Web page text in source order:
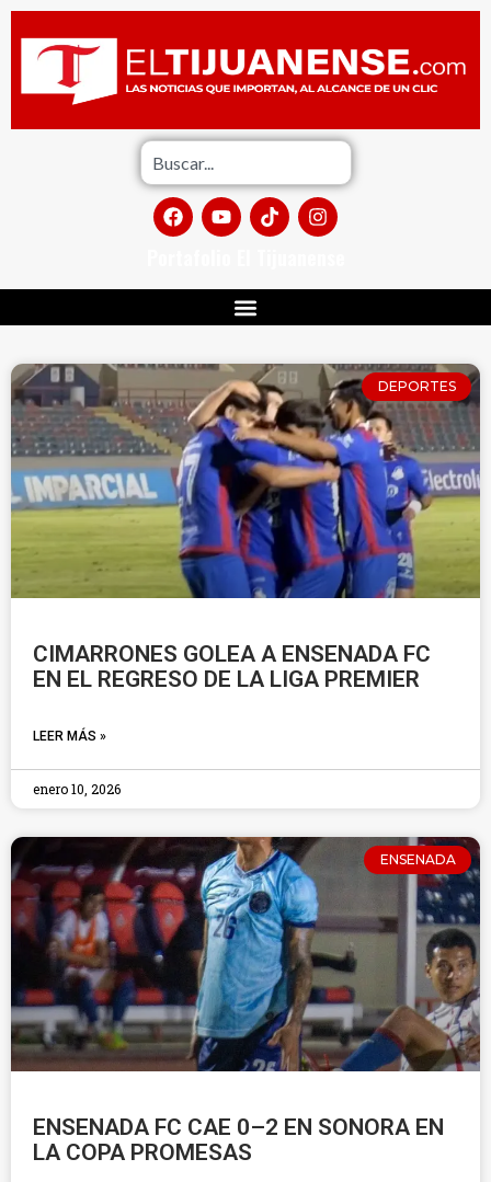
DEPORTES
CIMARRONES GOLEA A ENSENADA FC
EN EL REGRESO DE LA LIGA PREMIER
LEER MÁS »
enero 10, 2026
ENSENADA
ENSENADA FC CAE 0–2 EN SONORA EN
LA COPA PROMESAS